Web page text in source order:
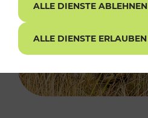
ALLE DIENSTE ABLEHNEN
ALLE DIENSTE ERLAUBEN